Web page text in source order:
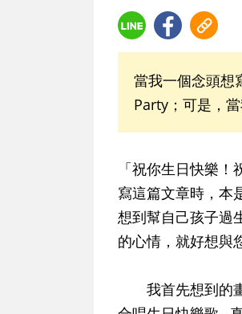
當我一個念頭想
Party；可是，
「祝你生日快樂
寫這篇文章時，本
想到幫自己孩子過
的心情，就好想與
我首先想到的畫